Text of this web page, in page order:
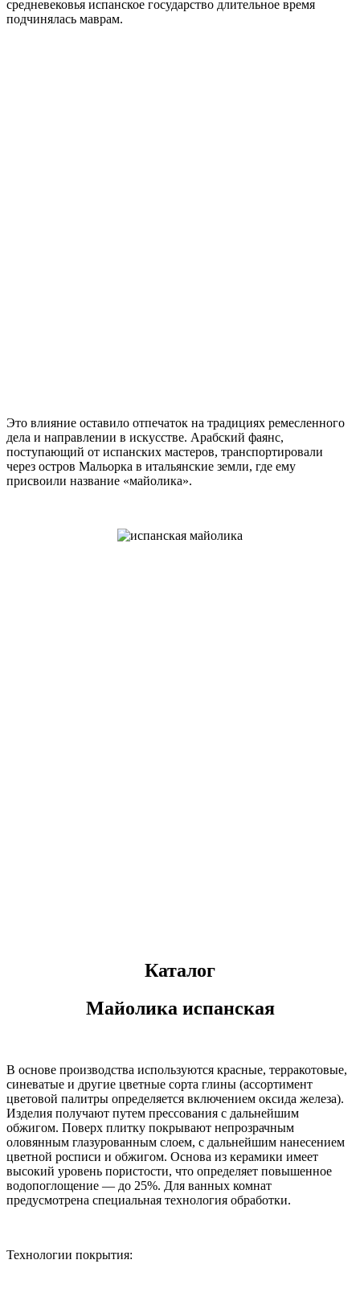
средневековья испанское государство длительное время
подчинялась маврам.
Это влияние оставило отпечаток на традициях ремесленного
дела и направлении в искусстве. Арабский фаянс,
поступающий от испанских мастеров, транспортировали
через остров Мальорка в итальянские земли, где ему
присвоили название «майолика».
Каталог
Майолика испанская
В основе производства используются красные, терракотовые,
синеватые и другие цветные сорта глины (ассортимент
цветовой палитры определяется включением оксида железа).
Изделия получают путем прессования с дальнейшим
обжигом. Поверх плитку покрывают непрозрачным
оловянным глазурованным слоем, с дальнейшим нанесением
цветной росписи и обжигом. Основа из керамики имеет
высокий уровень пористости, что определяет повышенное
водопоглощение — до 25%. Для ванных комнат
предусмотрена специальная технология обработки.
Технологии покрытия: